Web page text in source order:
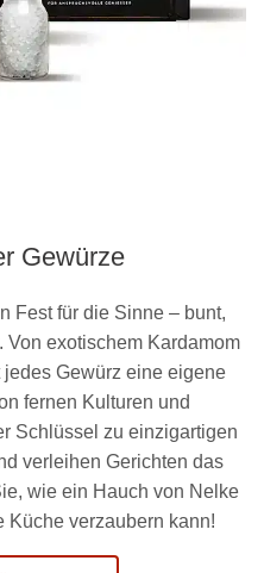
Gewürze
Fest für die Sinne – bunt,
exotischem Kardamom
Gewürz eine eigene
fernen Kulturen und
Schlüssel zu einzigartigen
verleihen Gerichten das
wie ein Hauch von Nelke
Küche verzaubern kann!